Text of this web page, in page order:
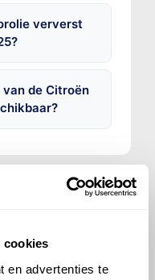
cookies
en advertenties te
ververst
de Citroën
Deze
database of op